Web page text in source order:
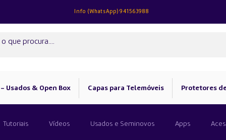
Info (WhatsApp)941563988
Usados & Open Box Capas para Telemóveis Protetores
Tutoriais Vídeos Usados e Seminovos Apps